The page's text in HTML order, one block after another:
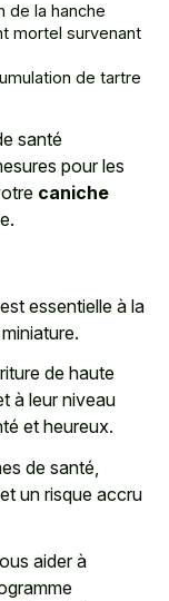
de la hanche
mortel survenant
de tartre
santé
pour les
caniche
essentielle à la
de haute
à leur niveau
et heureux.
de santé,
un risque accru
aider à